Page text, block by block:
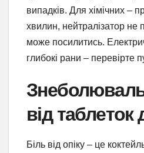
випадків. Для хімічних –
хвилин, нейтралізатор не
може посилитись.
глибокі рани – перевірте
від таблеток
Біль від опіку – це